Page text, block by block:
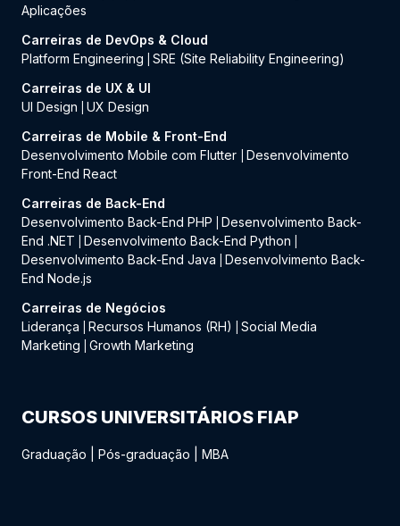
Aplicações
Carreiras de DevOps & Cloud
Platform Engineering
SRE (Site Reliability Engineering)
Carreiras de UX & UI
UI Design
UX Design
Carreiras de Mobile & Front-End
Desenvolvimento Mobile com Flutter
Desenvolvimento
Front-End React
Carreiras de Back-End
Desenvolvimento Back-End PHP
Desenvolvimento Back-
End .NET
Desenvolvimento Back-End Python
Desenvolvimento Back-End Java
Desenvolvimento Back-
End Node.js
Carreiras de Negócios
Liderança
Recursos Humanos (RH)
Social Media
Marketing
Growth Marketing
CURSOS UNIVERSITÁRIOS FIAP
Graduação Pós-graduação MBA